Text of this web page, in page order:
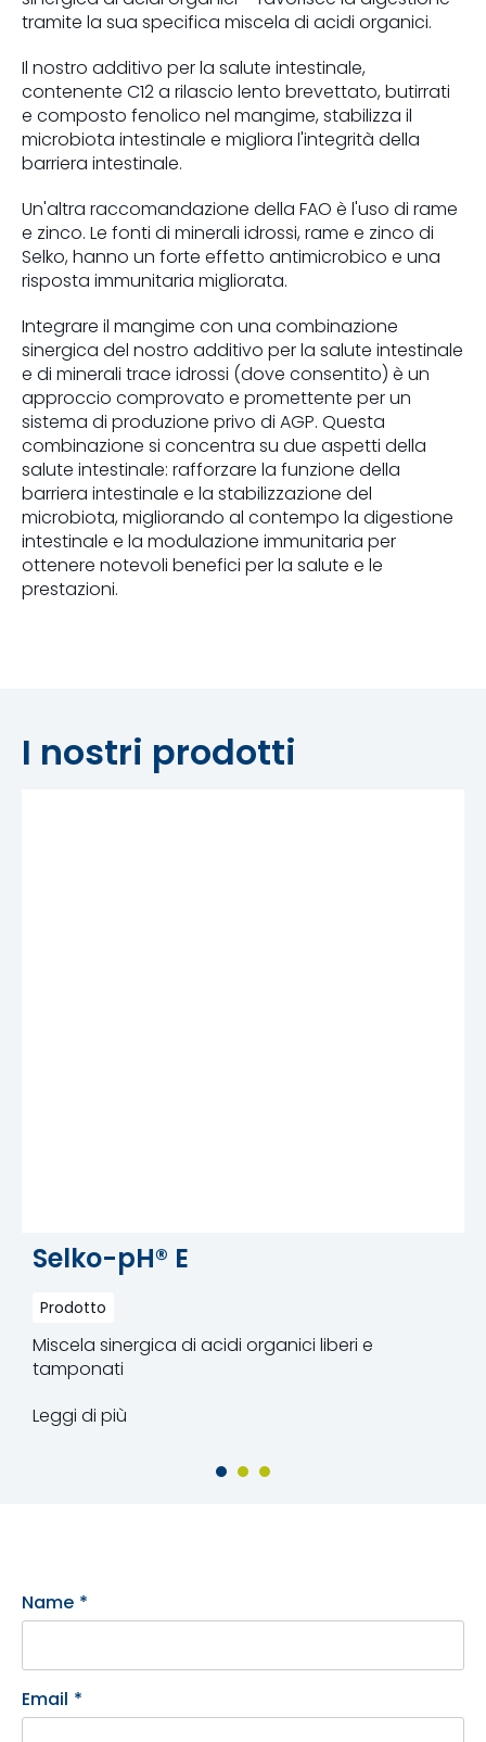
tramite la sua specifica miscela di acidi organici.
Il nostro additivo per la salute intestinale,
contenente C12 a rilascio lento brevettato, butirrati
e composto fenolico nel mangime, stabilizza il
microbiota intestinale e migliora l'integrità della
barriera intestinale.
Un'altra raccomandazione della FAO è l'uso di rame
e zinco. Le fonti di minerali idrossi, rame e zinco di
Selko, hanno un forte effetto antimicrobico e una
risposta immunitaria migliorata.
Integrare il mangime con una combinazione
sinergica del nostro additivo per la salute intestinale
e di minerali trace idrossi (dove consentito) è un
approccio comprovato e promettente per un
sistema di produzione privo di AGP. Questa
combinazione si concentra su due aspetti della
salute intestinale: rafforzare la funzione della
barriera intestinale e la stabilizzazione del
microbiota, migliorando al contempo la digestione
intestinale e la modulazione immunitaria per
ottenere notevoli benefici per la salute e le
prestazioni.
I nostri prodotti
Selko-pH® E
Prodotto
Miscela sinergica di acidi organici liberi e
tamponati
Leggi di più
Name *
Email *